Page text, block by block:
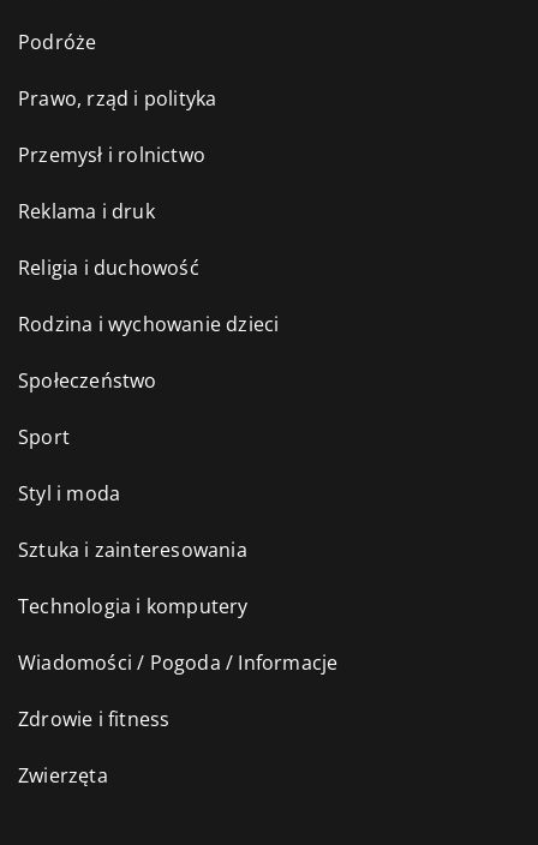
Podróże
Prawo, rząd i polityka
Przemysł i rolnictwo
Reklama i druk
Religia i duchowość
Rodzina i wychowanie dzieci
Społeczeństwo
Sport
Styl i moda
Sztuka i zainteresowania
Technologia i komputery
Wiadomości / Pogoda / Informacje
Zdrowie i fitness
Zwierzęta